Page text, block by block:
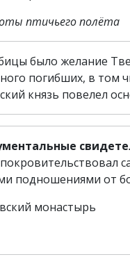
птичьего полёта
было желание
погибших, в том
князь повелел
подношениями от